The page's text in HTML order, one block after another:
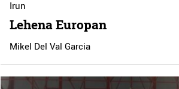
Irun
Lehena Europan
Mikel Del Val Garcia